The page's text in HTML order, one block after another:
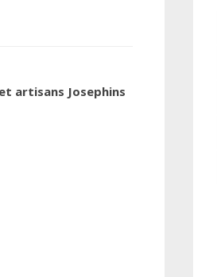
artisans Josephins